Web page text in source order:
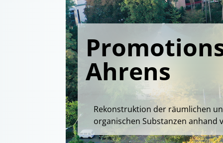
Ahrens
Rekonstruktion der räumlichen
organischen Substanzen anhand